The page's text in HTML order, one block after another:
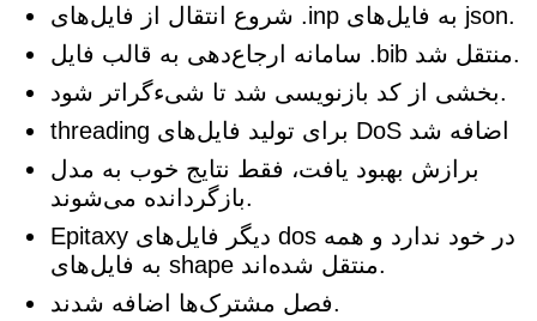
شروع انتقال از فایل‌های .inp به فایل‌های json.
سامانه ارجاع‌دهی به قالب فایل .bib منتقل شد.
بخشی از کد بازنویسی شد تا شیءگراتر شود.
threading برای تولید فایل‌های DoS اضافه شد
برازش بهبود یافت، فقط نتایج خوب به مدل
بازگردانده می‌شوند.
Epitaxy دیگر فایل‌های dos در خود ندارد و همه
به فایل‌های shape منتقل شده‌اند.
فصل مشترک‌ها اضافه شدند.